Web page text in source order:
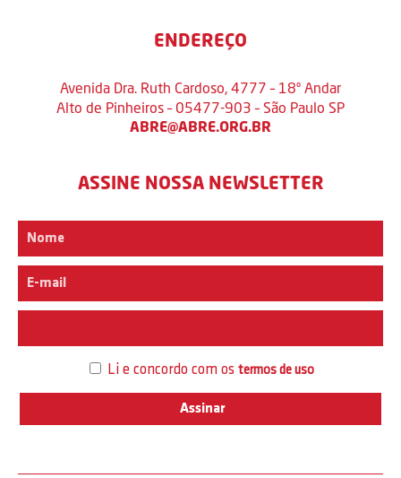
ENDEREÇO
Avenida Dra. Ruth Cardoso, 4777 – 18º Andar
Alto de Pinheiros – 05477-903 – São Paulo SP
ABRE@ABRE.ORG.BR
ASSINE NOSSA NEWSLETTER
Li e concordo com os termos de uso